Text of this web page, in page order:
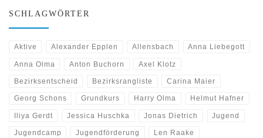
SCHLAGWÖRTER
Aktive Alexander Epplen Allensbach Anna Liebegott
Anna Olma Anton Buchorn Axel Klotz
Bezirksentscheid Bezirksrangliste Carina Maier
Georg Schons Grundkurs Harry Olma Helmut Hafner
Iliya Gerdt Jessica Huschka Jonas Dietrich Jugend
Jugendcamp Jugendförderung Len Raake